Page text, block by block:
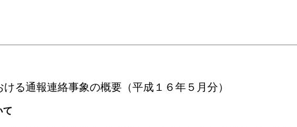
る通報連絡事象の概要（平成１６年５月分）
て